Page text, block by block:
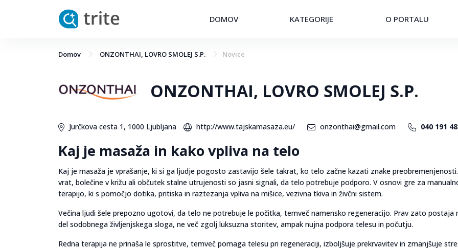
DOMOV KATEGORIJE O PORTALU
Domov ONZONTHAI, LOVRO SMOLEJ S.P. Novice
ONZONTHAI, LOVRO SMOLEJ S.P.
Jurčkova cesta 1, 1000 Ljubljana http://www.tajskamasaza.eu/ onzonthai@gmail.com 040 191
Kaj je masaža in kako vpliva na telo
Kaj je masaža je vprašanje, ki si ga ljudje pogosto zastavijo šele takrat, ko telo začne kazati znake
vrat, bolečine v križu ali občutek stalne utrujenosti so jasni signali, da telo potrebuje podporo. V osnovi gre za
terapijo, ki s pomočjo dotika, pritiska in raztezanja vpliva na mišice, vezivna tkiva in živčni sistem.
Večina ljudi šele prepozno ugotovi, da telo ne potrebuje le počitka, temveč namensko regeneracijo. Prav zato postaja
del sodobnega življenjskega sloga, ne več zgolj luksuzna storitev, ampak nujna podpora telesu in počutju.
Redna terapija ne prinaša le sprostitve, temveč pomaga telesu pri regeneraciji, izboljšuje prekrvavitev in zmanjšuje